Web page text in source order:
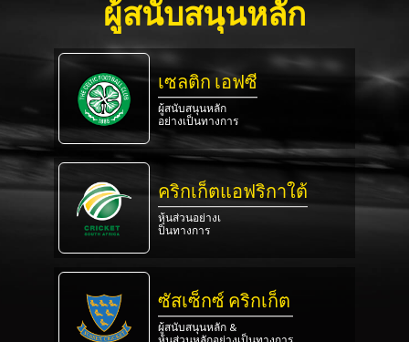
ผู้สนับสนุนหลัก
เซลติก เอฟซี
ผู้สนับสนุนหลัก
อย่างเป็นทางการ
คริกเก็ตแอฟริกาใต้
หุ้นส่วนอย่างเ
ป็นทางการ
ซัสเซ็กซ์ คริกเก็ต
ผู้สนับสนุนหลัก &